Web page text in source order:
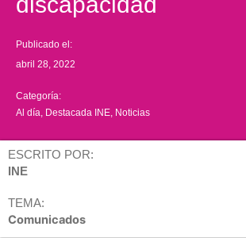
Publicado el:
abril 28, 2022
Categoría:
Al día Destacada INE Noticias
ESCRITO POR:
INE
TEMA:
Comunicados